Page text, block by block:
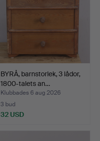
BYRÅ, barnstorlek, 3 lådor,
1800-talets an…
Klubbades 6 aug 2026
3 bud
32 USD